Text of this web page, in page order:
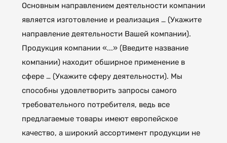
Основным направлением деятельности компании
является изготовление и реализация … (Укажите
направление деятельности Вашей компании).
Продукция компании «...» (Введите название
компании) находит обширное применение в
сфере … (Укажите сферу деятельности). Мы
способны удовлетворить запросы самого
требовательного потребителя, ведь все
предлагаемые товары имеют европейское
качество, а широкий ассортимент продукции не